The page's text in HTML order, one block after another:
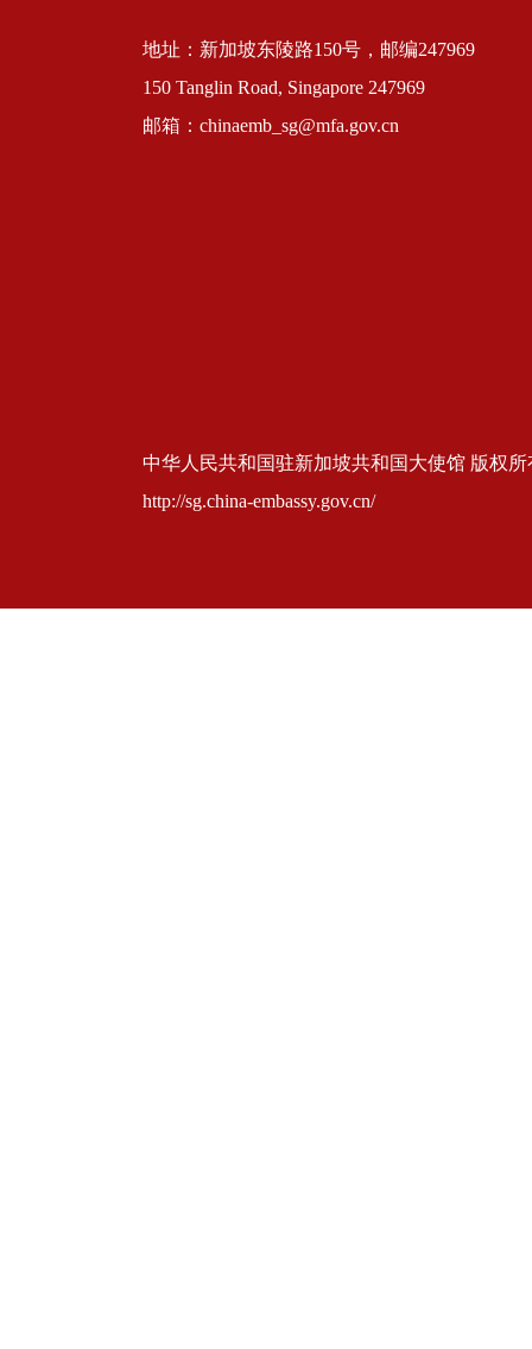
地址：新加坡东陵路150号，邮编247969
150 Tanglin Road, Singapore 247969
邮箱：chinaemb_sg@mfa.gov.cn
中华人民共和国驻新加坡共和国大使馆 版权所
http://sg.china-embassy.gov.cn/